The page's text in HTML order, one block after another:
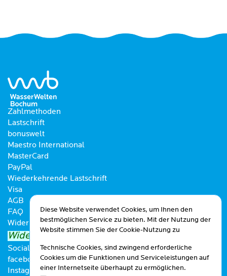
Zahlmethoden
Lastschrift
bonuswelt
Maestro International
MasterCard
PayPal
Wiederkehrende Lastschrift
Visa
AGB
FAQ
Widerrufsbelehrung
Widerrufsformular
Social Media
facebook
Instagram
Diese Website verwendet Cookies, um Ihnen den
bestmöglichen Service zu bieten. Mit der Nutzung der
Website stimmen Sie der Cookie-Nutzung zu
Technische Cookies, sind zwingend erforderliche
Cookies um die Funktionen und Serviceleistungen auf
einer Internetseite überhaupt zu ermöglichen.